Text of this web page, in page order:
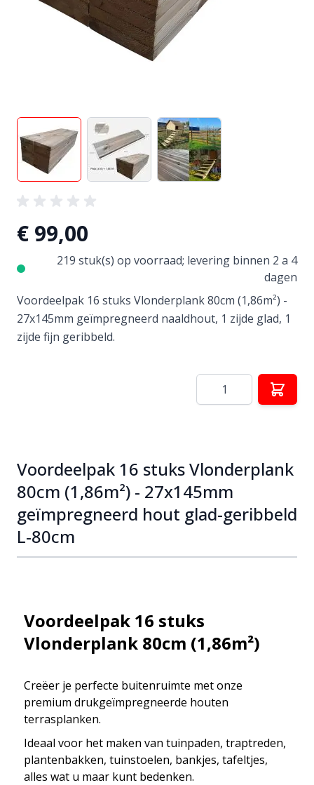
View larger imageView larger imageView larger image
€ 99,00
219 stuk(s) op voorraad; levering binnen 2 a 4
dagen
Voordeelpak 16 stuks Vlonderplank 80cm (1,86m²) -
27x145mm geïmpregneerd naaldhout, 1 zijde glad, 1
zijde fijn geribbeld.
Aantal
Voordeelpak 16 stuks Vlonderplank
80cm (1,86m²) - 27x145mm
geïmpregneerd hout glad-geribbeld
L-80cm
Voordeelpak 16 stuks
Vlonderplank 80cm (1,86m²)
Creëer je perfecte buitenruimte met onze
premium drukgeïmpregneerde houten
terrasplanken.
Ideaal voor het maken van tuinpaden, traptreden,
plantenbakken, tuinstoelen, bankjes, tafeltjes,
alles wat u maar kunt bedenken.